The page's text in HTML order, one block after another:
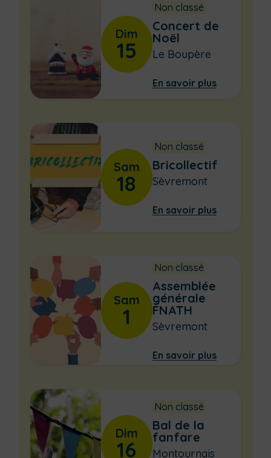
Dim
15
Non classé
Concert de
Noël
Le Boupère
En savoir plus
Sam
18
Non classé
Bricollectif
Sèvremont
En savoir plus
Sam
1
Non classé
Assemblée
générale
FNATH
Sèvremont
En savoir plus
Dim
16
Non classé
Bal de la
fanfare
Montournais